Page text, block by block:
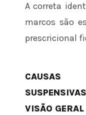
A correta
marcos são
prescricional
CAUSAS
VISÃO GERAL